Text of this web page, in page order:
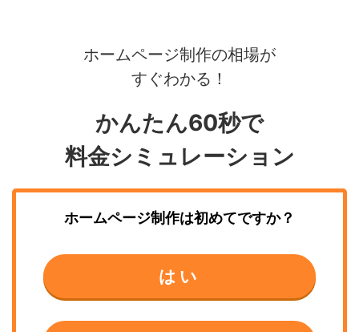
ホームページ制作の相場が
すぐわかる！
かんたん60秒で
料金シミュレーション
ホームページ制作は初めてですか？
はい